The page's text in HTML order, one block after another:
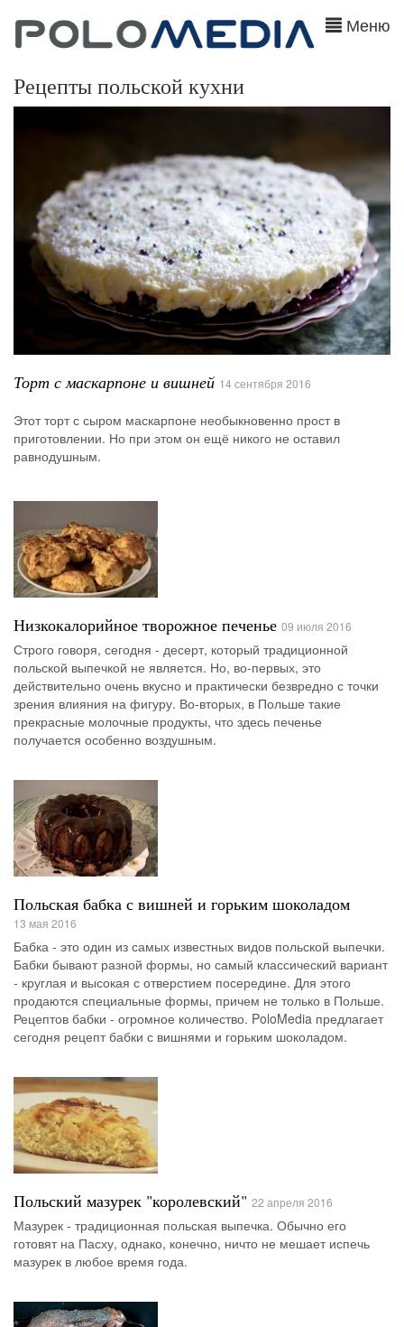
Меню
Рецепты польской кухни
Торт с маскарпоне и вишней 14 сентября 2016
Этот торт с сыром маскарпоне необыкновенно прост в
приготовлении. Но при этом он ещё никого не оставил
равнодушным.
Низкокалорийное творожное печенье 09 июля 2016
Строго говоря, сегодня - десерт, который традиционной
польской выпечкой не является. Но, во-первых, это
действительно очень вкусно и практически безвредно с точки
зрения влияния на фигуру. Во-вторых, в Польше такие
прекрасные молочные продукты, что здесь печенье
получается особенно воздушным.
Польская бабка с вишней и горьким шоколадом
13 мая 2016
Бабка - это один из самых известных видов польской выпечки.
Бабки бывают разной формы, но самый классический вариант
- круглая и высокая с отверстием посередине. Для этого
продаются специальные формы, причем не только в Польше.
Рецептов бабки - огромное количество. PoloMedia предлагает
сегодня рецепт бабки с вишнями и горьким шоколадом.
Польский мазурек "королевский" 22 апреля 2016
Мазурек - традиционная польская выпечка. Обычно его
готовят на Пасху, однако, конечно, ничто не мешает испечь
мазурек в любое время года.